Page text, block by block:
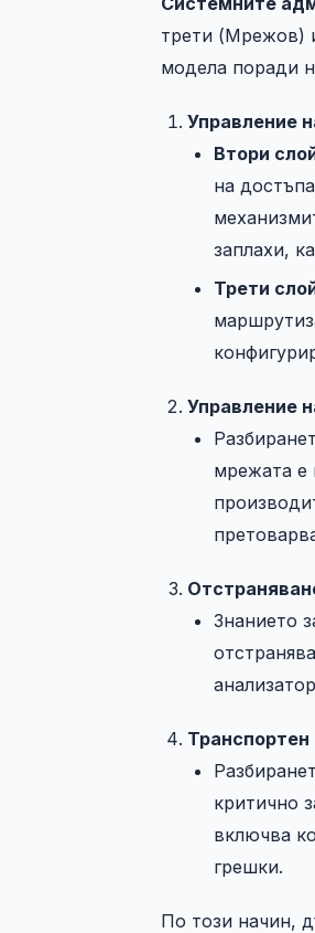
трети (Мрежов)
модела поради
Управление
Втори
на
заплахи,
Трети
Управление
мрежата е
Знанието
критично
включва
грешки.
По този начин,